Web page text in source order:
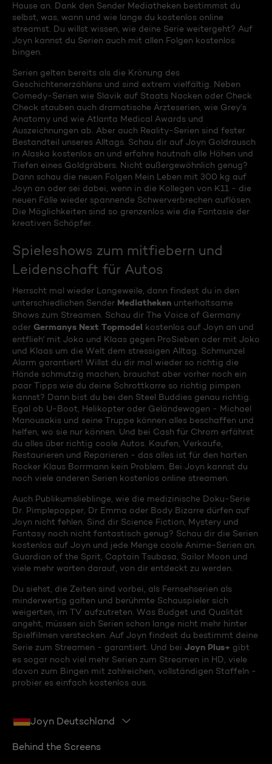
Hause an. Dank den Sender Mediatheken bestimmst du
selbst, was, wann und wie lange du kostenlos online
streamst. Du willst wissen, wie deine Serie weitergeht? Auf
Joyn kannst du Serien auch mit allen Folgen kostenlos
bingen.
Serien gelten bereits als die Krönung des
Geschichtenerzählens und sind extrem vielfältig. Neben
Comedy-Serien wie Slavik auf Staats Nacken oder Check
Check stauben auch dramatische Ärzteserien, wie Grey’s
Anatomy und wie Atlanta Medical Awards und
Auszeichnungen ab. Aber auch Reality-Serien sind fester
Bestandteil unseres Alltags. Schau dir auf Joyn Goldrausch
in Alaska kostenlos an und erfahre hautnah alle Höhen und
Tiefen eines Goldgräbers. Nicht außergewöhnlich genug?
Dann schau die neuen Folgen Mein Leben mit 300 kg auf
Joyn an oder sei dabei, wenn in die Kollegen von K11 - die
neuen Fälle wieder spannende Schwerverbrechen auflösen.
Die Möglichkeiten sind so grenzenlos wie die Fantasie der
kreativen Schöpfer.
Spieleshows zum mitfiebern und
Leidenschaft für Autos
Herrscht mal wieder Langeweile, dann findest du in den
unterschiedlichen Sender Mediatheken unterhaltsame
Shows zum Streamen. Schau dir The Voice of Germany
oder Germanys Next Topmodel kostenlos auf Joyn an und
entflieh' mit Joko und Klaas gegen ProSieben oder mit Joko
und Klaas um die Welt dem stressigen Alltag. Schmunzel
Alarm garantiert! Willst du dir mal wieder so richtig die
Hände schmutzig machen, brauchst aber vorher noch ein
paar Tipps wie du deine Schrottkarre so richtig pimpen
kannst? Dann bist du bei den Steel Buddies genau richtig.
Egal ob U-Boot, Helikopter oder Geländewagen - Michael
Manousakis und seine Truppe können alles beschaffen und
helfen, wo sie nur können. Und bei Cash für Chrom erfährst
du alles über richtig coole Autos. Kaufen, Verkaufe,
Restaurieren und Reparieren - das alles ist für den harten
Rocker Klaus Borrmann kein Problem. Bei Joyn kannst du
noch viele anderen Serien kostenlos online streamen.
Auch Publikumslieblinge, wie die medizinische Doku-Serie
Dr. Pimplepopper, Dr Emma oder Body Bizarre dürfen auf
Joyn nicht fehlen. Sind dir Science Fiction, Mystery und
Fantasy noch nicht fantastisch genug? Schau dir die Serien
kostenlos auf Joyn und jede Menge coole Anime-Serien an.
Guardian of the Sprit, Captain Tsubasa, Sailor Moon und
viele mehr warten darauf, von dir entdeckt zu werden.
Du siehst, die Zeiten sind vorbei, als Fernsehserien als
minderwertig galten und berühmte Schauspieler sich
weigerten, im TV aufzutreten. Was Budget und Qualität
angeht, müssen sich Serien schon lange nicht mehr hinter
Spielfilmen verstecken. Auf Joyn findest du bestimmt deine
Serie zum Streamen - garantiert. Und bei Joyn Plus+ gibt
es sogar noch viel mehr Serien zum Streamen in HD, viele
davon zum Bingen mit zahlreichen, vollständigen Staffeln -
probier es einfach kostenlos aus.
Joyn Deutschland
Behind the Screens